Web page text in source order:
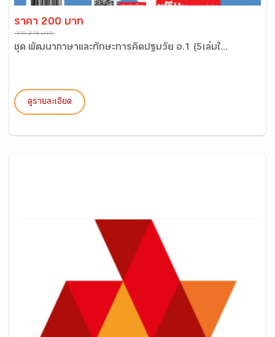
ราคา 200 บาท
จาก 218 บาท
ชุด พัฒนาภาษาและทักษะการคิดปฐมวัย อ.1 (5เล่มใ...
ดูรายละเอียด